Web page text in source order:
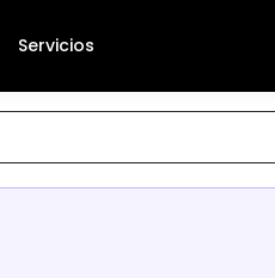
Servicios